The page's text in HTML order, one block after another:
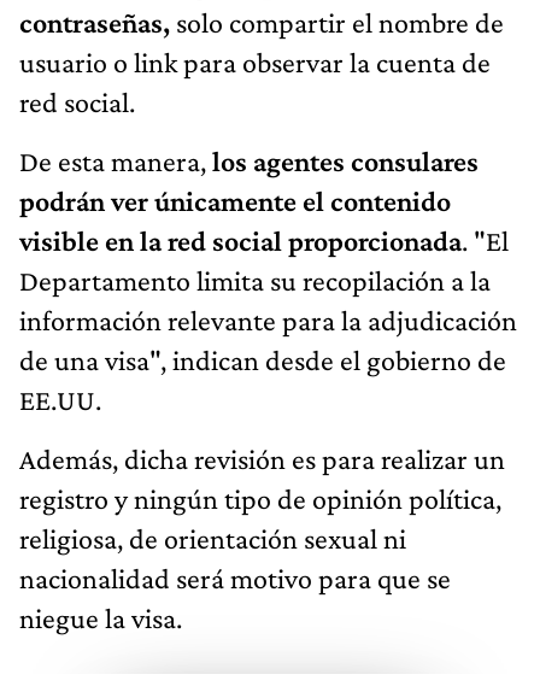
contraseñas, solo compartir el nombre de
usuario o link para observar la cuenta de
red social.
De esta manera,los agentes consulares
podrán ver únicamente el contenido
visible en la red social proporcionada. "El
Departamento limita su recopilación a la
información relevante para la adjudicación
de una visa", indican desde el gobierno de
EE.UU.
Además, dicha revisión es para realizar un
registro y ningún tipo de opinión política,
religiosa, de orientación sexual ni
nacionalidad será motivo para que se
niegue la visa.